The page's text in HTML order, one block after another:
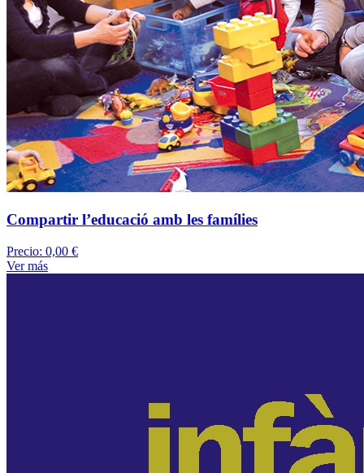
Compartir l’educació amb les famílies
Precio: 0,00 €
Ver más